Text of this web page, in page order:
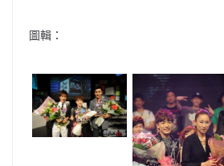
圖輯：